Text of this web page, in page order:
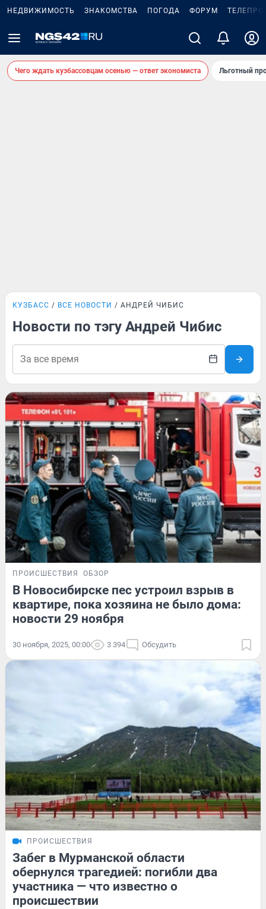
НЕДВИЖИМОСТЬ ЗНАКОМСТВА ПОГОДА ФОРУМ
Чего ждать кузбассовцам осенью — ответ экономиста Льготный
КУЗБАСС ВСЕ НОВОСТИ АНДРЕЙ ЧИБИС
Новости по тэгу Андрей Чибис
ПРОИСШЕСТВИЯ ОБЗОР
В Новосибирске пес устроил взрыв в
квартире, пока хозяина не было дома:
новости 29 ноября
30 ноября, 2025, 00:00 3 394 Обсудить
ПРОИСШЕСТВИЯ
Забег в Мурманской области
обернулся трагедией: погибли два
участника — что известно о
происшествии